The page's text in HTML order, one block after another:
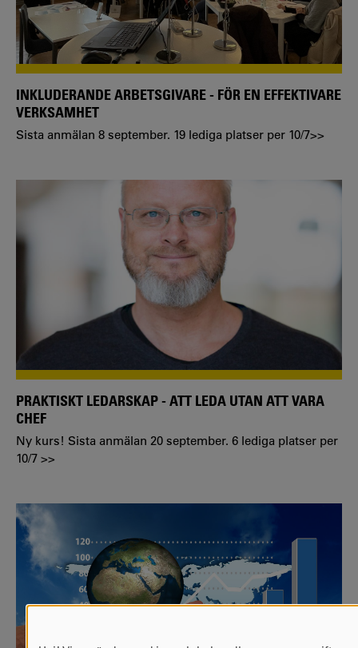
INKLUDERANDE ARBETSGIVARE - FÖR EN EFFEKTIVARE
VERKSAMHET
Sista anmälan 8 september. 19 lediga platser per 10/7>>
PRAKTISKT LEDARSKAP - ATT LEDA UTAN ATT VARA
CHEF
Ny kurs! Sista anmälan 20 september. 6 lediga platser per
10/7 >>